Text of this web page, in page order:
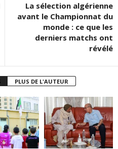
La sélection algérienne
avant le Championnat du
monde : ce que les
derniers matchs ont
révélé
PLUS DE L'AUTEUR